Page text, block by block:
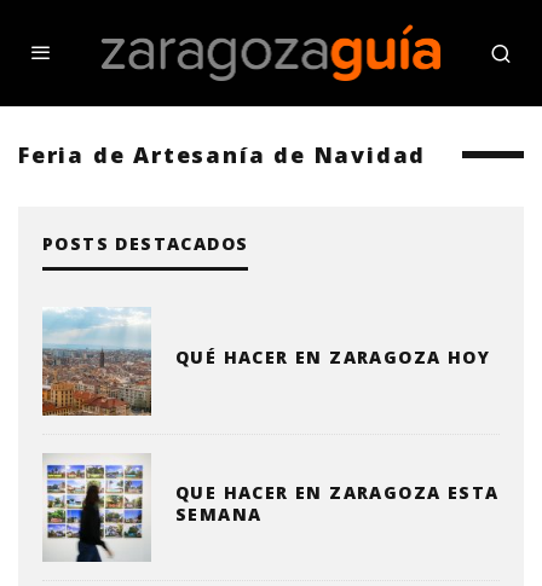
Feria de Artesanía de Navidad
POSTS DESTACADOS
QUÉ HACER EN ZARAGOZA HOY
QUE HACER EN ZARAGOZA ESTA
SEMANA